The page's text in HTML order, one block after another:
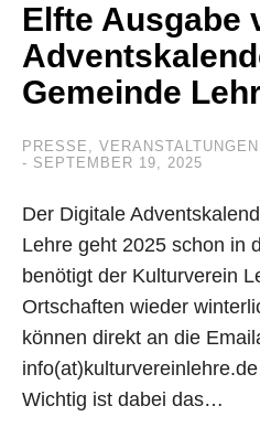
Elfte Ausgabe
Gemeinde
PRESSE ,
SEPTEMBER 19, 2025
Der Digitale
Lehre geht 2025 schon in
benötigt der Kulturverein
Ortschaften wieder
können direkt an die
Wichtig ist dabei das…